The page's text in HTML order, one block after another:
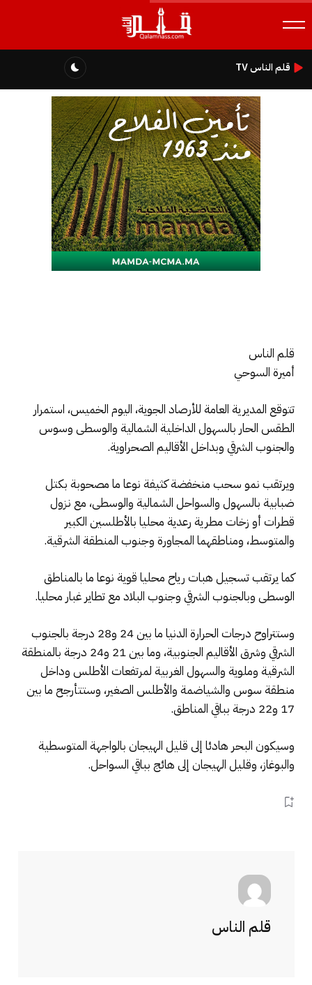
قلم الناس TV
قلم الناس
أميرة السوحي
تتوقع المديرية العامة للأرصاد الجوية، اليوم الخميس، استمرار
الطقس الحار بالسهول الداخلية الشمالية والوسطى وسوس
والجنوب الشرقي وبداخل الأقاليم الصحراوية.
ويرتقب نمو سحب منخفضة كثيفة نوعا ما مصحوبة بكتل
ضبابية بالسهول والسواحل الشمالية والوسطى، مع نزول
قطرات أو زخات مطرية رعدية محليا بالأطلسين الكبير
والمتوسط، ومناطقهما المجاورة وجنوب المنطقة الشرقية.
كما يرتقب تسجيل هبات رياح محليا قوية نوعا ما بالمناطق
الوسطى وبالجنوب الشرقي وجنوب البلاد مع تطاير غبار محليا.
وستتراوح درجات الحرارة الدنيا ما بين 24 و28 درجة بالجنوب
الشرقي وشرق الأقاليم الجنوبية، وما بين 21 و24 درجة بالمنطقة
الشرقية وملوية والسهول الغربية لمرتفعات الأطلس وداخل
منطقة سوس والشياضمة والأطلس الصغير، وستتأرجح ما بين
17 و22 درجة بباقي المناطق.
وسيكون البحر هادئا إلى قليل الهيجان بالواجهة المتوسطية
والبوغاز، وقليل الهيجان إلى هائج بباقي السواحل.
قلم الناس